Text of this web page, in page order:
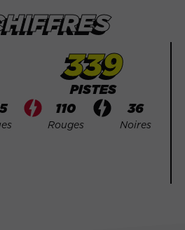
339
PISTES
110
Rouges
36
Noires